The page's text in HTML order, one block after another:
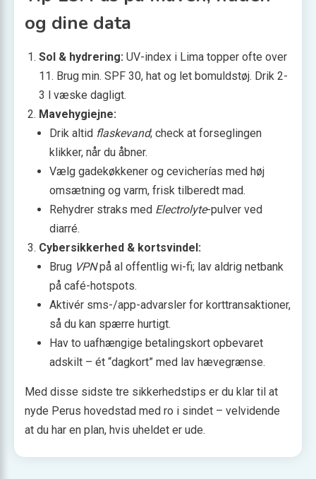
og dine data
Sol & hydrering: UV-index i Lima topper ofte over
11. Brug min. SPF 30, hat og let bomuldstøj. Drik 2-
3 l væske dagligt.
Mavehygiejne:
Drik altid flaskevand; check at forseglingen
klikker, når du åbner.
Vælg gadekøkkener og cevicherías med høj
omsætning og varm, frisk tilberedt mad.
Rehydrer straks med Electrolyte-pulver ved
diarré.
Cybersikkerhed & kortsvindel:
Brug VPNpå al offentlig wi-fi; lav aldrig netbank
på café-hotspots.
Aktivér sms-/app-advarsler for korttransaktioner,
så du kan spærre hurtigt.
Hav to uafhængige betalingskort opbevaret
adskilt – ét “dagkort” med lav hævegrænse.
Med disse sidste tre sikkerhedstips er du klar til at
nyde Perus hovedstad med ro i sindet – velvidende
at du har en plan, hvis uheldet er ude.